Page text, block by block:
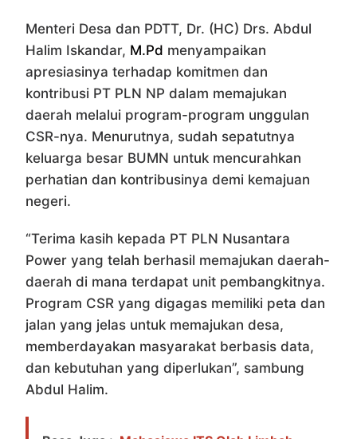
Menteri Desa dan PDTT, Dr. (HC) Drs. Abdul
Halim Iskandar, M.Pd menyampaikan
apresiasinya terhadap komitmen dan
kontribusi PT PLN NP dalam memajukan
daerah melalui program-program unggulan
CSR-nya. Menurutnya, sudah sepatutnya
keluarga besar BUMN untuk mencurahkan
perhatian dan kontribusinya demi kemajuan
negeri.
“Terima kasih kepada PT PLN Nusantara
Power yang telah berhasil memajukan daerah-
daerah di mana terdapat unit pembangkitnya.
Program CSR yang digagas memiliki peta dan
jalan yang jelas untuk memajukan desa,
memberdayakan masyarakat berbasis data,
dan kebutuhan yang diperlukan”, sambung
Abdul Halim.